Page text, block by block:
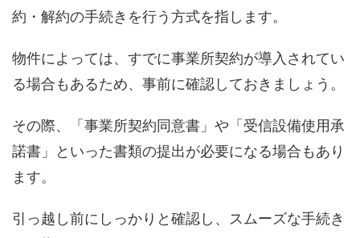
約・解約の手続きを行う方式を指します。
物件によっては、すでに事業所契約が導入されてい
る場合もあるため、事前に確認しておきましょう。
その際、「事業所契約同意書」や「受信設備使用承
諾書」といった書類の提出が必要になる場合もあり
ます。
引っ越し前にしっかりと確認し、スムーズな手続き